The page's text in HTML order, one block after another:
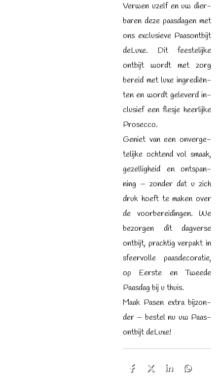
Ver­wen u­zelf en uw dier­
ba­ren deze paas­da­gen met
ons ex­clu­sie­ve Paas­ont­bijt
deLuxe. Dit fees­te­lij­ke
ont­bijt wordt met zorg
be­reid met luxe in­gre­diën­
ten en wordt ge­le­verd in­
clu­sief een flesje heer­lijke
Prosecco.
Ge­niet van een on­ver­ge­
te­lij­ke och­tend vol smaak,
ge­zel­lig­heid en ont­span­
ning – zon­der dat u zich
druk hoeft te ma­ken over
de voor­be­rei­din­gen. We
be­zor­gen dit dag­ver­se
ont­bijt, prach­tig ver­pakt in
sfeer­vol­le paas­de­co­ra­tie,
op Eerste en Tweede
Paas­dag bij u thuis.
Maak Pasen extra bij­zon­
der – be­stel nu uw Paas­
ont­bijt deLuxe!
D
D
S
D